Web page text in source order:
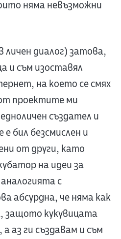
няма невъзможни
личен диалог) затова,
и съм изоставял
на което се смях
проектите ми
създател и
бил безсмислен и
от други, като
на идеи за
с
абсурдна, че няма как
защото кукувицата
аз ги създавам и съм